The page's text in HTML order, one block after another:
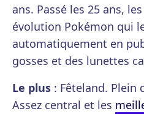
ans. Passé les 25 ans,
évolution Pokémon qui
automatiquement en
gosses et des lunettes
Le plus : Fêteland. Plein
Assez central et les